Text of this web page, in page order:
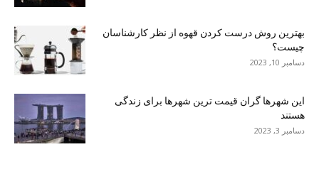
بهترین روش درست کردن قهوه از نظر کارشناسان
چیست؟
دسامبر 10, 2023
این شهرها گران قیمت ترین شهرها برای زندگی
هستند
دسامبر 3, 2023